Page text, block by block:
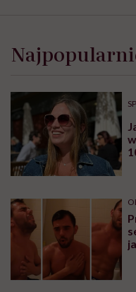
na
rodzinie
czego
współczesna
medycyna
sobie
nie